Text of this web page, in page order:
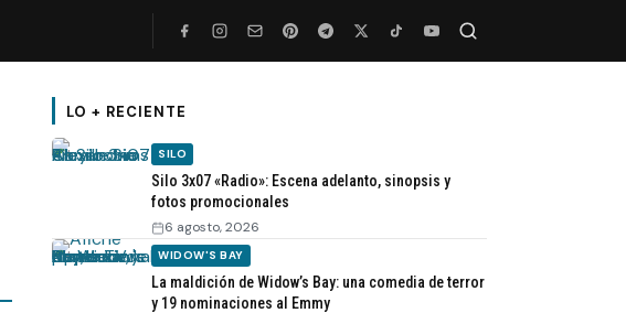
LO + RECIENTE
SILO
Silo 3x07 «Radio»: Escena adelanto, sinopsis y
fotos promocionales
6 agosto, 2026
WIDOW'S BAY
La maldición de Widow’s Bay: una comedia de terror
y 19 nominaciones al Emmy